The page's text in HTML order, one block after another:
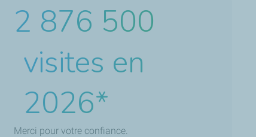
4 445 500
visites en
2026*
Merci pour votre confiance.